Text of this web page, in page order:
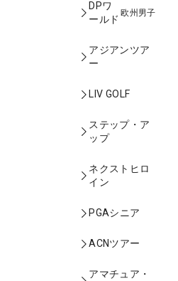
DPワ
ールド
欧州男子
アジアンツア
ー
LIV GOLF
ステップ・ア
ップ
ネクストヒロ
イン
PGAシニア
ACNツアー
アマチュア・